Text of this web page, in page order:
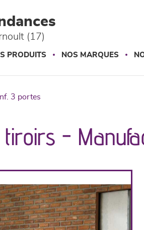
(17)
PRODUITS NOS MARQUES
enf. 3 portes
-